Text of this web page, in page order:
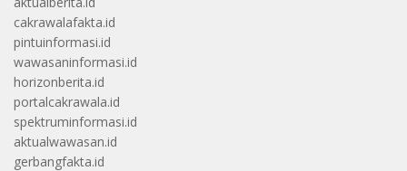
cakrawalafakta.id
pintuinformasi.id
wawasaninformasi.id
horizonberita.id
portalcakrawala.id
spektruminformasi.id
aktualwawasan.id
gerbangfakta.id